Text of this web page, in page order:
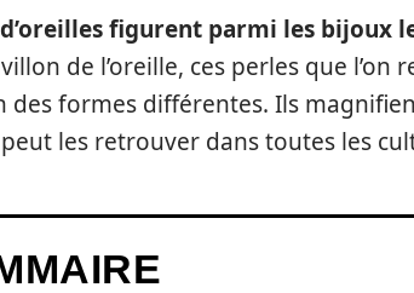
figurent parmi les bijoux
de l’oreille, ces perles que
des formes différentes. Ils
les retrouver dans toutes les